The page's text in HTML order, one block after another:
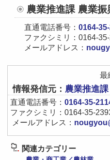
農業推進課 農業
直通電話番号： 0164-
ファクシミリ：0164-
メールアドレス：
最
情報発信元： 農業推進課
直通電話番号： 0164-35-
ファクシミリ：0164-35-
メールアドレス：
関連カテゴリー